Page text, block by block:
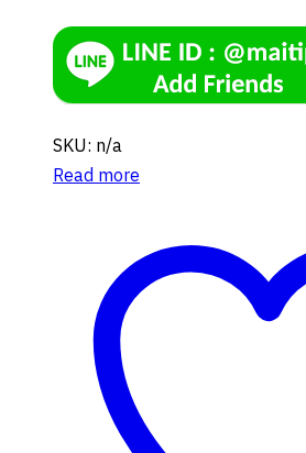
SKU: n/a
Read more